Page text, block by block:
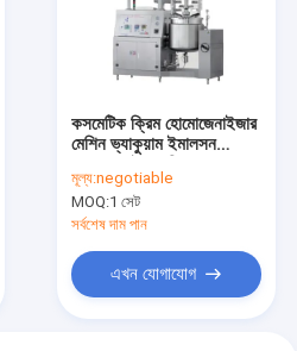
কসমেটিক ক্রিম হোমোজেনাইজার
মেশিন ভ্যাকুয়াম ইমালসন
মূল্য:negotiable
MOQ:1 সেট
সর্বশেষ দাম পান
এখন যোগাযোগ